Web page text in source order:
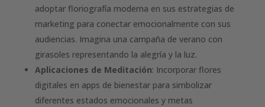
adoptar floriografía moderna en sus estrategias de
marketing para conectar emocionalmente con sus
audiencias. Imagina una campaña de verano con
girasoles representando la alegría y la luz.
Aplicaciones de Meditación: Incorporar flores
digitales en apps de bienestar para simbolizar
diferentes estados emocionales y metas